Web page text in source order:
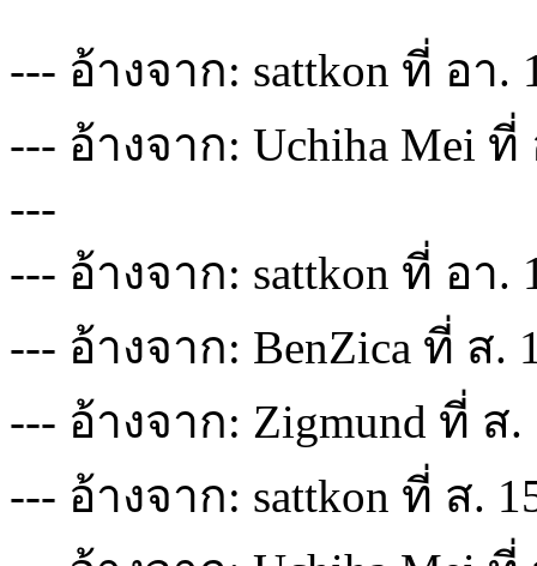
--- อ้างจาก: sattkon ที่ อา.
--- อ้างจาก: Uchiha Mei ที่
---
--- อ้างจาก: sattkon ที่ อา.
--- อ้างจาก: BenZica ที่ ส.
--- อ้างจาก: Zigmund ที่ ส.
--- อ้างจาก: sattkon ที่ ส.